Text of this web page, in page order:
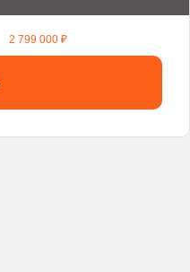
2 799 000 ₽